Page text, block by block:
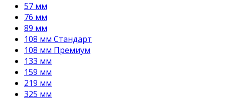
57 мм
76 мм
89 мм
108 мм Стандарт
108 мм Премиум
133 мм
159 мм
219 мм
325 мм